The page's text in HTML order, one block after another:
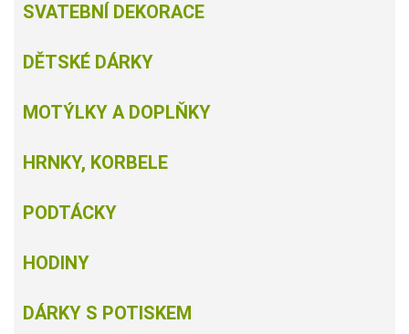
SVATEBNÍ DEKORACE
DĚTSKÉ DÁRKY
MOTÝLKY A DOPLŇKY
HRNKY, KORBELE
PODTÁCKY
HODINY
DÁRKY S POTISKEM